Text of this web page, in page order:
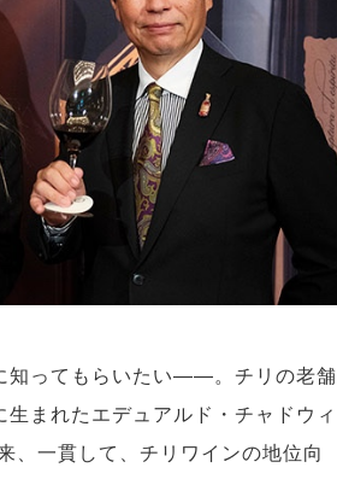
知ってもらいたい――。チリの老舗
まれたエデュアルド・チャドウィ
、一貫して、チリワインの地位向